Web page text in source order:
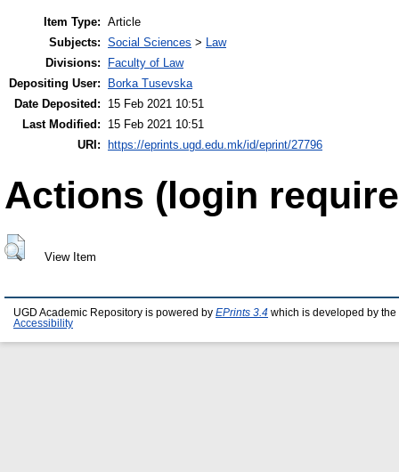
Item Type: Article
Subjects: Social Sciences > Law
Divisions:
Faculty of Law
Depositing User:
Borka Tusevska
Date Deposited:
15 Feb 2021 10:51
Last Modified:
15 Feb 2021 10:51
URI:
https://eprints.ugd.edu.mk/id/eprint/27796
Actions (login
View Item
UGD Academic Repository is powered by EPrints 3.4 which is developed by the
Accessibility